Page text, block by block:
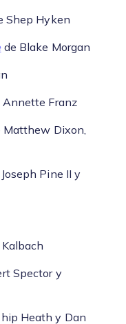
Shep Hyken
de Blake Morgan
Annette Franz
Matthew Dixon,
Pine II y
Spector y
Heath y Dan